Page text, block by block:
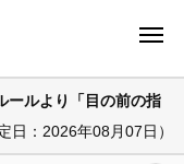
ールより「目の前の指
日：2026年08月07日）